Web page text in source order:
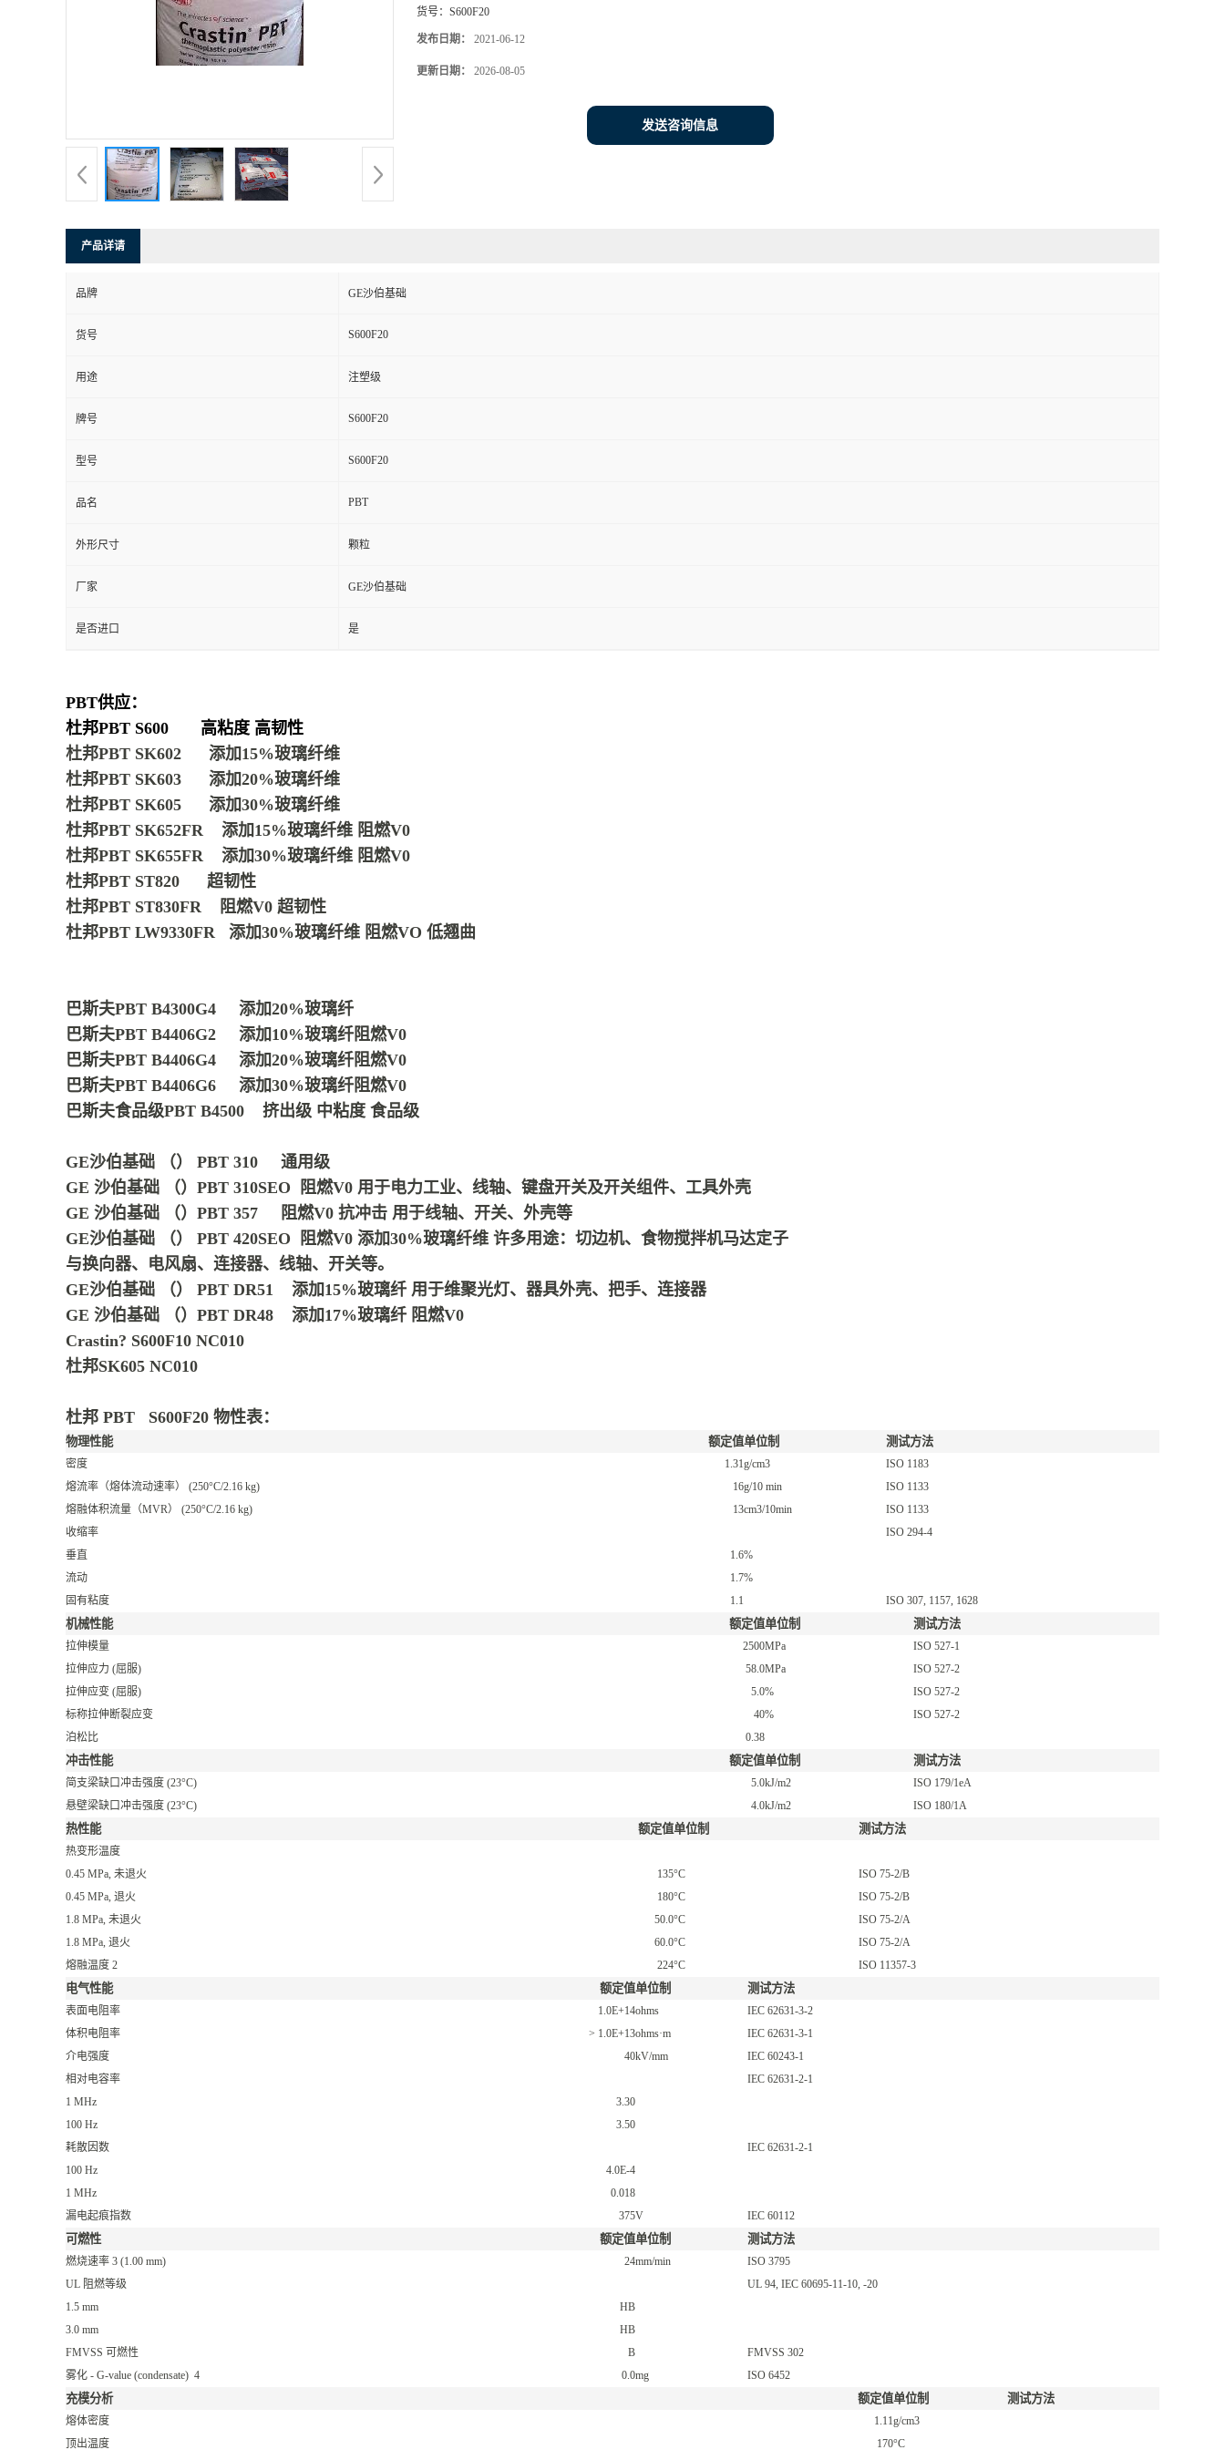
货号： S600F20
发布日期： 2021-06-12
更新日期： 2026-08-05
发送咨询信息
产品详请
品牌 GE沙伯基础
货号 S600F20
用途 注塑级
牌号 S600F20
型号 S600F20
品名 PBT
外形尺寸 颗粒
厂家 GE沙伯基础
是否进口 是
PBT供应：
杜邦PBT S600 高粘度 高韧性
杜邦PBT SK602 添加15%玻璃纤维
杜邦PBT SK603 添加20%玻璃纤维
杜邦PBT SK605 添加30%玻璃纤维
杜邦PBT SK652FR 添加15%玻璃纤维 阻燃V0
杜邦PBT SK655FR 添加30%玻璃纤维 阻燃V0
杜邦PBT ST820 超韧性
杜邦PBT ST830FR 阻燃V0 超韧性
杜邦PBT LW9330FR 添加30%玻璃纤维 阻燃VO 低翘曲
巴斯夫PBT B4300G4 添加20%玻璃纤
巴斯夫PBT B4406G2 添加10%玻璃纤阻燃V0
巴斯夫PBT B4406G4 添加20%玻璃纤阻燃V0
巴斯夫PBT B4406G6 添加30%玻璃纤阻燃V0
巴斯夫食品级PBT B4500 挤出级 中粘度 食品级
GE沙伯基础 （） PBT 310 通用级
GE 沙伯基础 （）PBT 310SEO 阻燃V0 用于电力工业、线轴、键盘开关及开关组件、工具外壳
GE 沙伯基础 （）PBT 357 阻燃V0 抗冲击 用于线轴、开关、外壳等
GE沙伯基础 （） PBT 420SEO 阻燃V0 添加30%玻璃纤维 许多用途：切边机、食物搅拌机马达定子
与换向器、电风扇、连接器、线轴、开关等。
GE沙伯基础 （） PBT DR51 添加15%玻璃纤 用于维聚光灯、器具外壳、把手、连接器
GE 沙伯基础 （）PBT DR48 添加17%玻璃纤 阻燃V0
Crastin? S600F10 NC010
杜邦SK605 NC010
杜邦 PBT S600F20 物性表：
物理性能 额定值单位制 测试方法
密度 1.31g/cm3
ISO 1183
熔流率（熔体流动速率）
(250°C/2.16 kg) 16g/10 min
ISO 1133
熔融体积流量（MVR）
(250°C/2.16 kg) 13cm3/10min
ISO 1133
收缩率
ISO 294-4
垂直
1.6%
流动
1.7%
固有粘度
1.1 ISO 307, 1157, 1628
机械性能 额定值单位制 测试方法
拉伸模量 2500MPa
ISO 527-1
拉伸应力 (屈服) 58.0MPa
ISO 527-2
拉伸应变 (屈服) 5.0%
ISO 527-2
标称拉伸断裂应变
40%
ISO 527-2
泊松比
0.38
冲击性能 额定值单位制 测试方法
简支梁缺口冲击强度 (23°C) 5.0kJ/m2
ISO 179/1eA
悬壁梁缺口冲击强度 (23°C) 4.0kJ/m2 ISO 180/1A
热性能 额定值单位制 测试方法
热变形温度
0.45 MPa, 未退火
135°C
ISO 75-2/B
0.45 MPa, 退火
180°C
ISO 75-2/B
1.8 MPa, 未退火
50.0°C
ISO 75-2/A
1.8 MPa, 退火
60.0°C
ISO 75-2/A
熔融温度 2 224°C ISO 11357-3
电气性能 额定值单位制 测试方法
表面电阻率 1.0E+14ohms
IEC 62631-3-2
体积电阻率
> 1.0E+13ohms·m
IEC 62631-3-1
介电强度
40kV/mm
IEC 60243-1
相对电容率
IEC 62631-2-1
1 MHz
3.30
100 Hz
3.50
耗散因数
IEC 62631-2-1
100 Hz
4.0E-4
1 MHz
0.018
漏电起痕指数
375V IEC 60112
可燃性 额定值单位制 测试方法
燃烧速率 3 (1.00 mm) 24mm/min
ISO 3795
UL 阻燃等级
UL 94, IEC 60695-11-10, -20
1.5 mm
HB
3.0 mm
HB
FMVSS 可燃性
B
FMVSS 302
雾化 - G-value (condensate) 4 0.0mg ISO 6452
充模分析 额定值单位制 测试方法
熔体密度 1.11g/cm3
顶出温度
170°C